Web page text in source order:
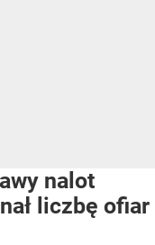
nalot
liczbę ofiar